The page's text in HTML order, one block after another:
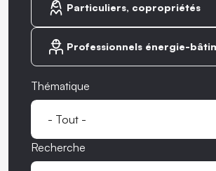
Particuliers, copropriétés
Professionnels énergie-
Thématique
Recherche